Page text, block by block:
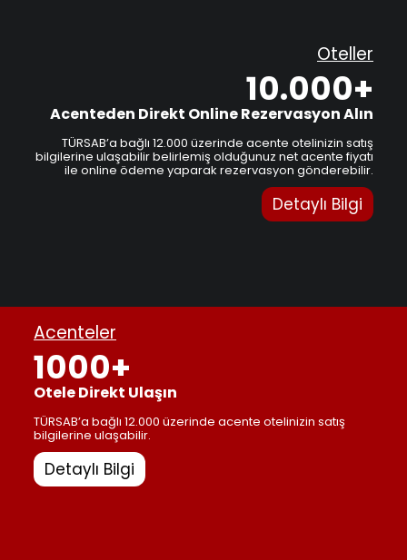
Oteller
10.000+
Acenteden Direkt Online Rezervasyon Alın
TÜRSAB’a bağlı 12.000 üzerinde acente otelinizin satış
bilgilerine ulaşabilir belirlemiş olduğunuz net acente fiyatı
ile online ödeme yaparak rezervasyon gönderebilir.
Detaylı Bilgi
Acenteler
1000+
Otele Direkt Ulaşın
TÜRSAB’a bağlı 12.000 üzerinde acente otelinizin satış
bilgilerine ulaşabilir.
Detaylı Bilgi